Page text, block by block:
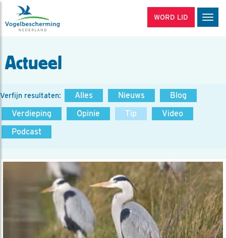
WORD LID
Actueel
Verfijn resultaten: Alles Nieuws
Blog
Verdieping
Opinie Tip
Video
Podcast